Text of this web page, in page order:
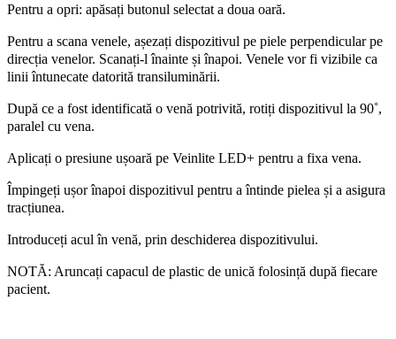
Pentru a opri: apăsați butonul selectat a doua oară.
Pentru a scana venele, așezați dispozitivul pe piele perpendicular pe
direcția venelor. Scanați-l înainte și înapoi. Venele vor fi vizibile ca
linii întunecate datorită transiluminării.
După ce a fost identificată o venă potrivită, rotiți dispozitivul la 90˚,
paralel cu vena.
Aplicați o presiune ușoară pe Veinlite LED+ pentru a fixa vena.
Împingeți ușor înapoi dispozitivul pentru a întinde pielea și a asigura
tracțiunea.
Introduceți acul în venă, prin deschiderea dispozitivului.
NOTĂ: Aruncați capacul de plastic de unică folosință după fiecare
pacient.